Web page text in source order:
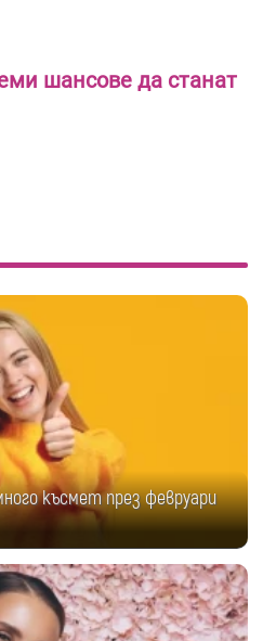
шансове да станат
късмет през февруари